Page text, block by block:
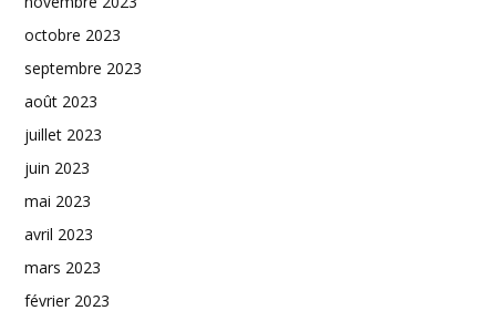
octobre 2023
septembre 2023
août 2023
juillet 2023
juin 2023
mai 2023
avril 2023
mars 2023
février 2023